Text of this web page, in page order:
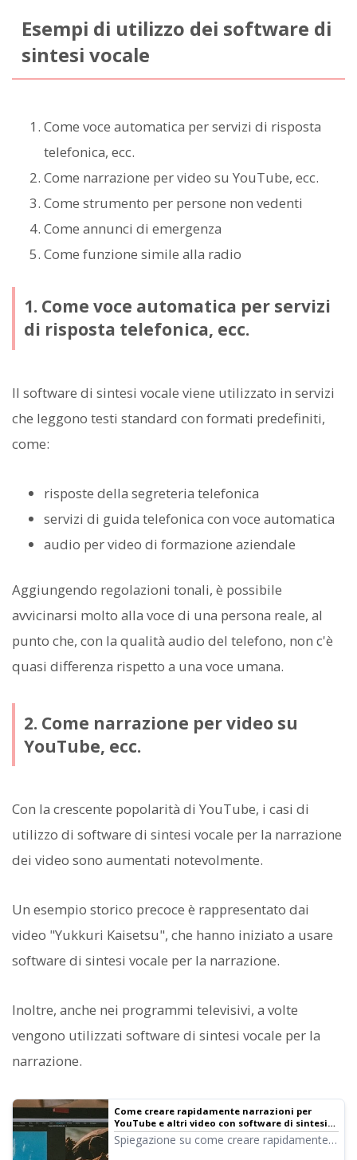
Esempi di utilizzo dei software di
sintesi vocale
Come voce automatica per servizi di risposta
telefonica, ecc.
Come narrazione per video su YouTube, ecc.
Come strumento per persone non vedenti
Come annunci di emergenza
Come funzione simile alla radio
1. Come voce automatica per servizi
di risposta telefonica, ecc.
Il software di sintesi vocale viene utilizzato in servizi
che leggono testi standard con formati predefiniti,
come:
risposte della segreteria telefonica
servizi di guida telefonica con voce automatica
audio per video di formazione aziendale
Aggiungendo regolazioni tonali, è possibile
avvicinarsi molto alla voce di una persona reale, al
punto che, con la qualità audio del telefono, non c'è
quasi differenza rispetto a una voce umana.
2. Come narrazione per video su
YouTube, ecc.
Con la crescente popolarità di YouTube, i casi di
utilizzo di software di sintesi vocale per la narrazione
dei video sono aumentati notevolmente.
Un esempio storico precoce è rappresentato dai
video "Yukkuri Kaisetsu", che hanno iniziato a usare
software di sintesi vocale per la narrazione.
Inoltre, anche nei programmi televisivi, a volte
vengono utilizzati software di sintesi vocale per la
narrazione.
Come creare rapidamente narrazioni per
YouTube e altri video con software di sintesi
vocale. Consigli e punti chiave | Software di
sintesi vocale Ondoku
Spiegazione su come creare rapidamente